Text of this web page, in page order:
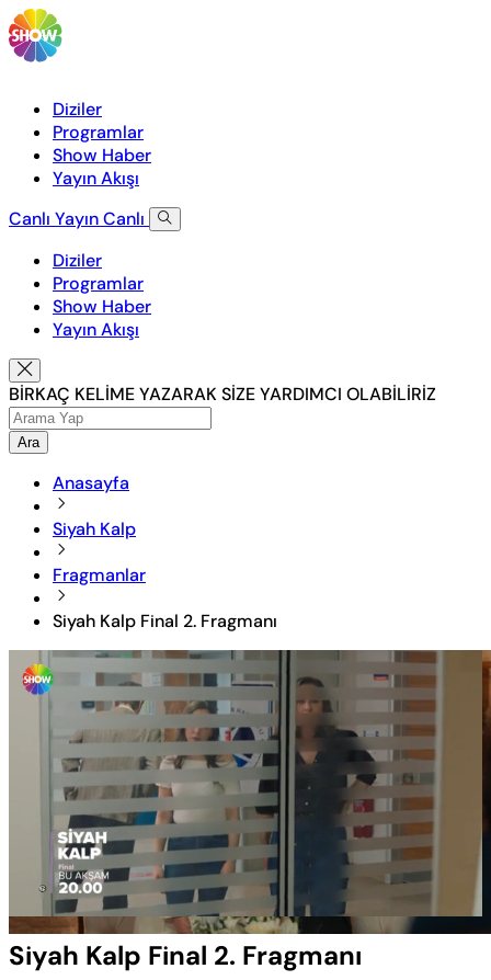
Diziler
Programlar
Show Haber
Yayın Akışı
Canlı YayınCanlı
Diziler
Programlar
Show Haber
Yayın Akışı
BİRKAÇ KELİME YAZARAK SİZE YARDIMCI OLABİLİRİZ
Ara
Anasayfa
Siyah Kalp
Fragmanlar
Siyah Kalp Final 2. Fragmanı
Sesi
Aç
Yüklendi:
86.42%
Hızı
Siyah Kalp Final 2. Fragmanı